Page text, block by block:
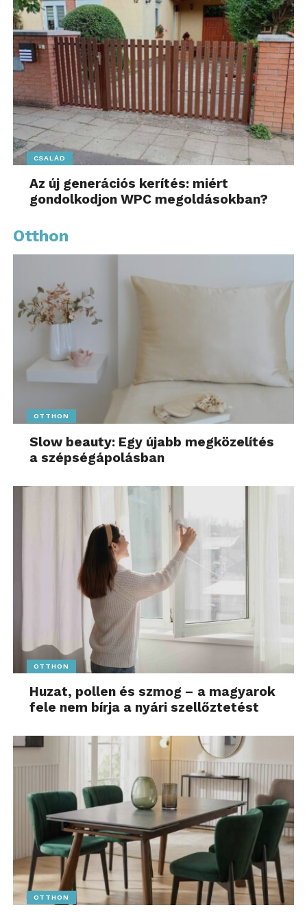
CSALÁD
Az új generációs kerítés: miért
gondolkodjon WPC megoldásokban?
Otthon
OTTHON
Slow beauty: Egy újabb megközelítés
a szépségápolásban
OTTHON
Huzat, pollen és szmog – a magyarok
fele nem bírja a nyári szellőztetést
OTTHON